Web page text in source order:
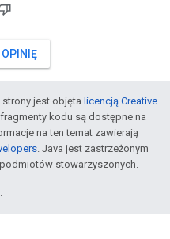
jest objęta licencją Creative
kodu są dostępne na
na ten temat zawierają
. Java jest zastrzeżonym
stowarzyszonych.